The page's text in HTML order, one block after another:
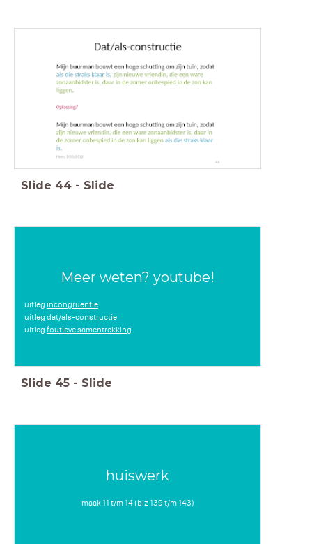
Slide 44 - Slide
Meer weten? youtube!
uitleg incongruentie
uitleg dat/als-constructie
uitleg foutieve samentrekking
Slide 45 - Slide
huiswerk
maak 11 t/m 14 (blz 139 t/m 143)